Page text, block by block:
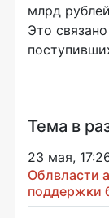
млрд рублей
Это
Тема в
23 мая,
Облвласти
поддержки